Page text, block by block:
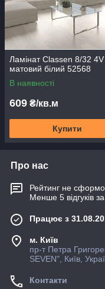
Ламінат Classen 8/32
матовий білий 52568
В наявності
609 ₴/кв.м
Купити
Про нас
Рейтинг не
Менше 5 відгуків
Працює з
м. Київ
пр-т Петра
SEVEN", Київ,
Контакти